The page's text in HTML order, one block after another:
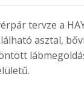
tervze a
asztal,